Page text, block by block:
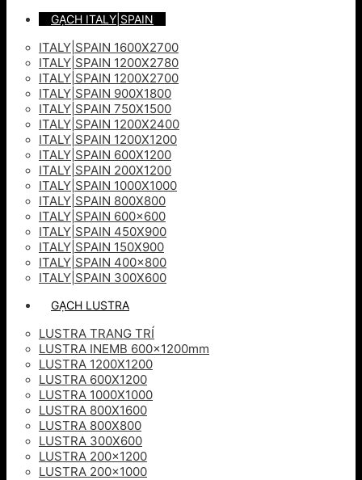
GẠCH ITALY|SPAIN
ITALY|SPAIN 1600X2700
ITALY|SPAIN 1200X2780
ITALY|SPAIN 1200X2700
ITALY|SPAIN 900X1800
ITALY|SPAIN 750X1500
ITALY|SPAIN 1200X2400
ITALY|SPAIN 1200X1200
ITALY|SPAIN 600X1200
ITALY|SPAIN 200X1200
ITALY|SPAIN 1000X1000
ITALY|SPAIN 800X800
ITALY|SPAIN 600×600
ITALY|SPAIN 450X900
ITALY|SPAIN 150X900
ITALY|SPAIN 400×800
ITALY|SPAIN 300X600
GẠCH LUSTRA
LUSTRA TRANG TRÍ
LUSTRA INEMB 600x1200mm
LUSTRA 1200X1200
LUSTRA 600X1200
LUSTRA 1000X1000
LUSTRA 800X1600
LUSTRA 800X800
LUSTRA 300X600
LUSTRA 200×1200
LUSTRA 200×1000